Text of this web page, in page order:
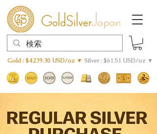
Gold : $4239.30 USD/oz ▼ Silver : $61.51 USD/oz ▼